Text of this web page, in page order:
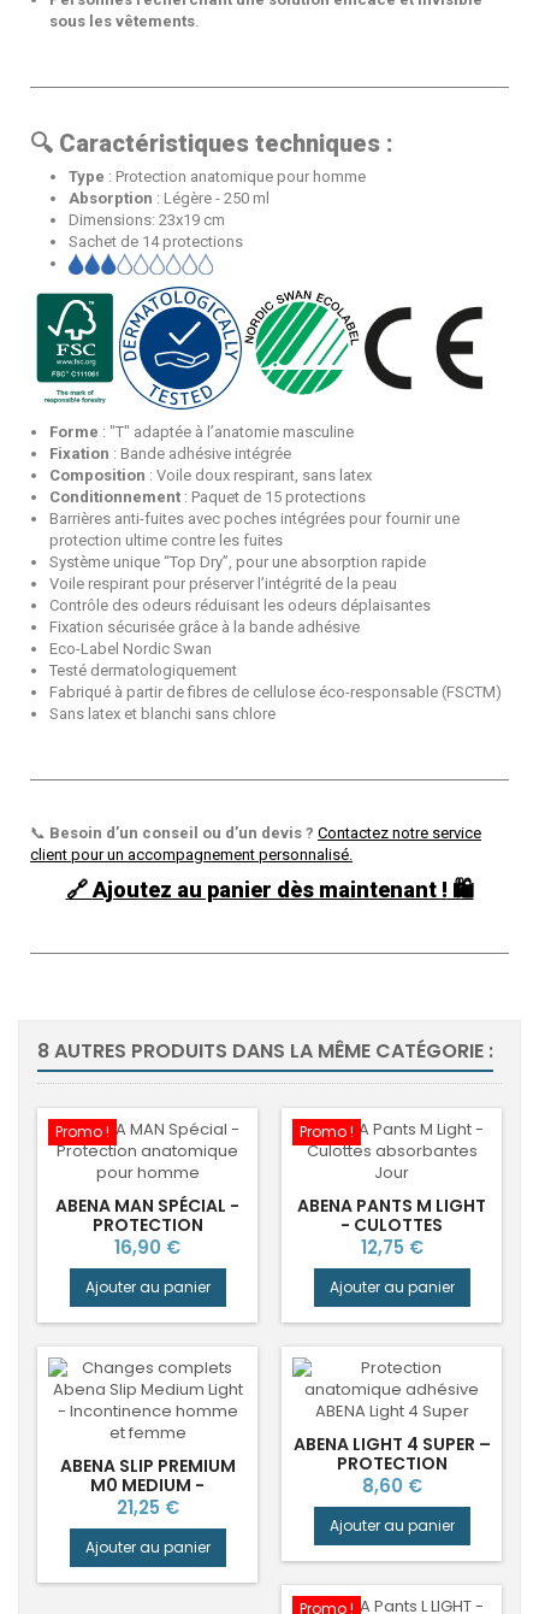
sous les vêtements
🔍 Caractéristiques techniques :
Type : Protection anatomique pour homme
Absorption : Légère - 250 ml
Dimensions: 23x19 cm
Sachet de 14 protections
Forme : "T" adaptée à l’anatomie masculine
Fixation : Bande adhésive intégrée
Composition : Voile doux respirant, sans latex
Conditionnement : Paquet de 15 protections
Barrières anti-fuites avec poches intégrées pour fournir une
protection ultime contre les fuites
Système unique “Top Dry”, pour une absorption rapide
Voile respirant pour préserver l’intégrité de la peau
Contrôle des odeurs réduisant les odeurs déplaisantes
Fixation sécurisée grâce à la bande adhésive
Eco-Label Nordic Swan
Testé dermatologiquement
Fabriqué à partir de fibres de cellulose éco-responsable (FSCTM)
Sans latex et blanchi sans chlore
📞 Besoin d’un conseil ou d’un devis ? Contactez notre service
client pour un accompagnement personnalisé.
🔗Ajoutez au panier dès maintenant ! 🛍️
8 AUTRES PRODUITS DANS LA MÊME CATÉGORIE :
Promo !
ABENA MAN SPÉCIAL -
PROTECTION
ANATOMIQUE POUR
HOMME
Prix
16,90 €
Ajouter au panier
Promo !
ABENA PANTS M LIGHT
- CULOTTES
ABSORBANTES JOUR
Prix
12,75 €
Ajouter au panier
ABENA SLIP PREMIUM
M0 MEDIUM -
CHANGES COMPLETS
PREMIUM
Prix
21,25 €
Ajouter au panier
ABENA LIGHT 4 SUPER –
PROTECTION
ANATOMIQUE POUR
FUITES ABONDANTES
Prix
8,60 €
Ajouter au panier
Promo !